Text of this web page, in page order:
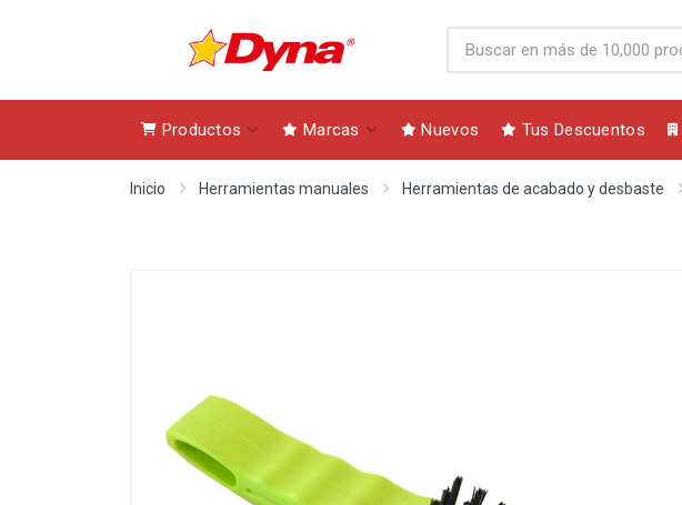
Productos Marcas Nuevos Tus Descuentos
Inicio Herramientas manuales Herramientas de acabado y desbaste